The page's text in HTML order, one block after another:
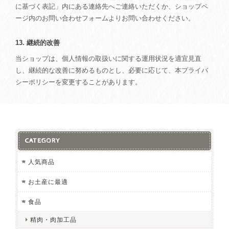
に基づく表記」内にある連絡先へご連絡いただくか、ショップペ
ージ内のお問い合わせフォームよりお問い合わせください。
13. 継続的改善
当ショップは、個人情報の取扱いに関する運用状況を適宜見直
し、継続的な改善に努めるものとし、必要に応じて、本プライバ
シーポリシーを変更することがあります。
CATEGORY
人気商品
お土産に最適
食品
精肉・肉加工品